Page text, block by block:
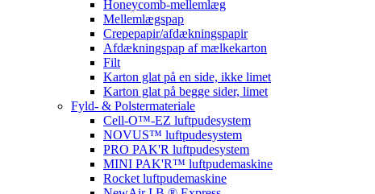
Honeycomb-mellemlæg
Mellemlægspap
Crepepapir/afdækningspapir
Afdækningspap af mælkekarton
Filt
Karton glat på en side, ikke limet
Karton glat på begge sider, limet
Fyld- & Polstermateriale
Cell-O™-EZ luftpudesystem
NOVUS™ luftpudesystem
PRO PAK'R luftpudesystem
MINI PAK'R™ luftpudemaskine
Rocket luftpudemaskine